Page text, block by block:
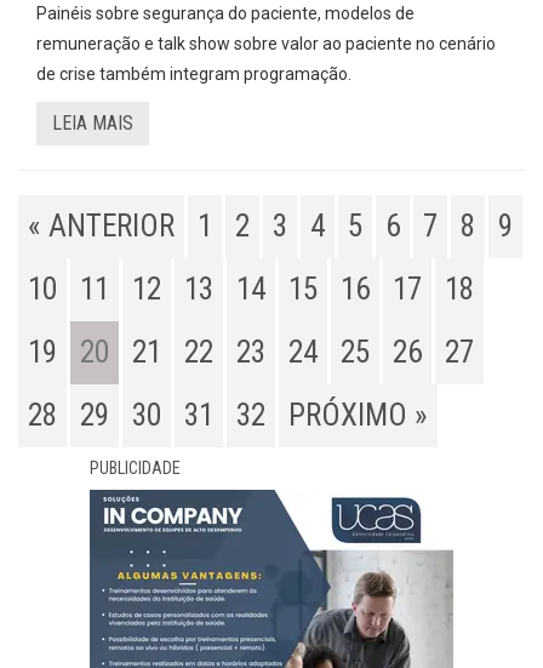
Painéis sobre segurança do paciente, modelos de
remuneração e talk show sobre valor ao paciente no cenário
de crise também integram programação.
LEIA MAIS
« ANTERIOR 1 2 3 4 5 6 7 8
9
10
11 12 13 14 15 16 17
18
19
20 21 22 23 24 25 26
27
28
29 30 31 32 PRÓXIMO »
PUBLICIDADE